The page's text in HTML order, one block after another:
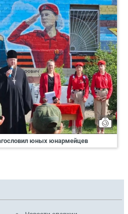
юных юнармейцев